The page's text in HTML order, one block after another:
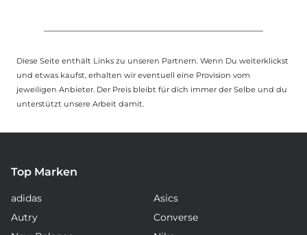
Diese Seite enthält Links zu unseren Partnern. Wenn Du weiterklickst
und etwas kaufst, erhalten wir eventuell eine Provision vom
jeweiligen Anbieter. Der Preis bleibt für dich immer der Selbe und du
unterstützt unsere Arbeit damit.
Top Marken
adidas
Asics
Autry
Converse